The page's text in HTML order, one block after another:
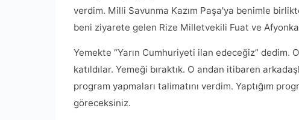
verdim. Milli Savunma Kazım Paşa'ya benimle
beni ziyarete gelen Rize Milletvekili Fuat ve
Yemekte “Yarın Cumhuriyeti ilan edeceğiz”
katıldılar. Yemeği bıraktık. O andan itibaren
program yapmaları talimatını verdim. Yaptığım
göreceksiniz.